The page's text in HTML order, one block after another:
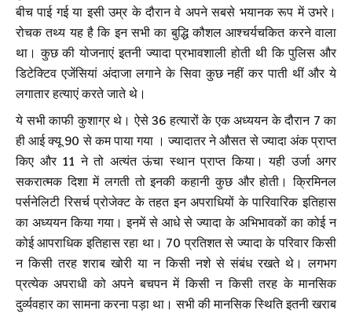
बीच पाई गई या इसी उम्र के दौरान वे अपने सबसे भयानक रूप में उभरे।
रोचक तथ्य यह है कि इन सभी का बुद्धि कौशल आश्चर्यचकित करने वाला
था। कुछ की योजनाएं इतनी ज्यादा प्रभावशाली होती थी कि पुलिस और
डिटेक्टिव एजेंसियां अंदाजा लगाने के सिवा कुछ नहीं कर पाती थीं और ये
लगातार हत्याएं करते जाते थे।
ये सभी काफी कुशाग्र थे। ऐसे 36 हत्यारों के एक अध्ययन के दौरान 7 का
ही आई क्यू 90 से कम पाया गया । ज्यादातर ने औसत से ज्यादा अंक प्राप्त
किए और 11 ने तो अत्यंत ऊंचा स्थान प्राप्त किया। यही उर्जा अगर
सकरात्मक दिशा में लगती तो इनकी कहानी कुछ और होती। क्रिमिनल
पर्सनेलिटी रिसर्च प्रोजेक्ट के तहत इन अपराधियों के पारिवारिक इतिहास
का अध्ययन किया गया। इनमें से आधे से ज्यादा के अभिभावकों का कोई न
कोई आपराधिक इतिहास रहा था। 70 प्रतिशत से ज्यादा के परिवार किसी
न किसी तरह शराब खोरी या न किसी नशे से संबंध रखते थे। लगभग
प्रत्येक अपराधी को अपने बचपन में किसी न किसी तरह के मानसिक
दुर्व्यवहार का सामना करना पड़ा था। सभी की मानसिक स्थिति इतनी खराब